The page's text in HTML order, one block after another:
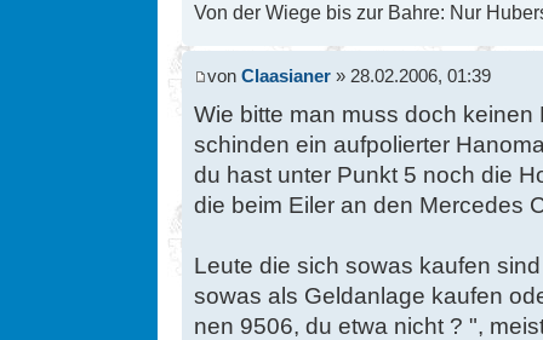
Von der Wiege bis zur Bahre: Nur
von Claasianer » 28.02.2006, 01:39
Wie bitte man muss doch
schinden ein aufpolierter
du hast unter Punkt 5 noch die
die beim Eiler an den Mercedes
Leute die sich sowas kaufen
sowas als Geldanlage kaufen
nen 9506, du etwa nicht ? ",